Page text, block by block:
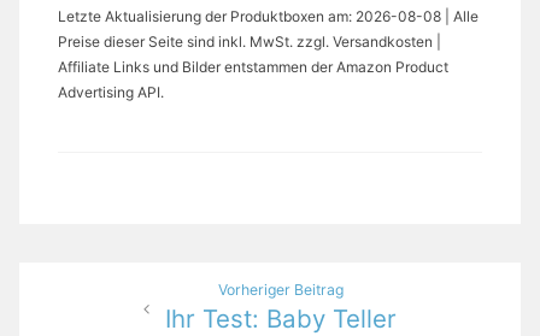
Letzte Aktualisierung der Produktboxen am: 2026-08-08 | Alle
Preise dieser Seite sind inkl. MwSt. zzgl. Versandkosten |
Affiliate Links und Bilder entstammen der Amazon Product
Advertising API.
Beitragsnavigation
Vorheriger Beitrag
Ihr Test: Baby Teller